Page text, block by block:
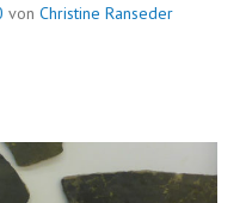
von Christine Ranseder